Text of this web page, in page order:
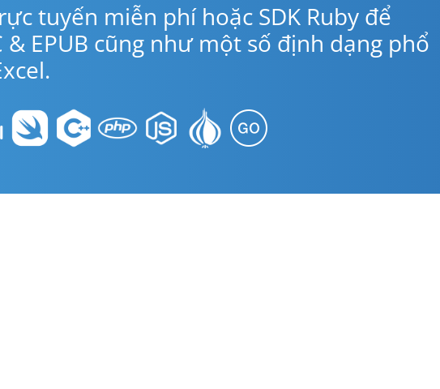
tuyến miễn phí hoặc SDK Ruby để
& EPUB cũng như một số định dạng phổ